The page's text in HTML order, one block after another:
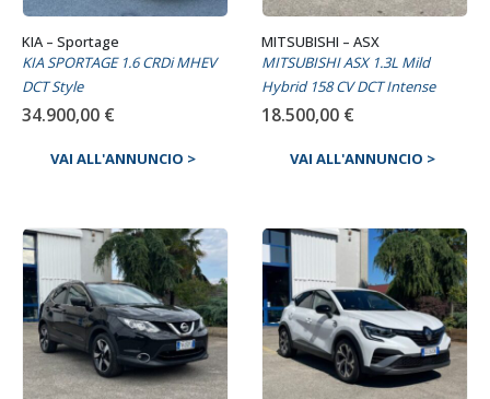
KIA – Sportage
KIA SPORTAGE 1.6 CRDi MHEV
DCT Style
34.900,00 €
VAI ALL'ANNUNCIO >
MITSUBISHI – ASX
MITSUBISHI ASX 1.3L Mild
Hybrid 158 CV DCT Intense
18.500,00 €
VAI ALL'ANNUNCIO >